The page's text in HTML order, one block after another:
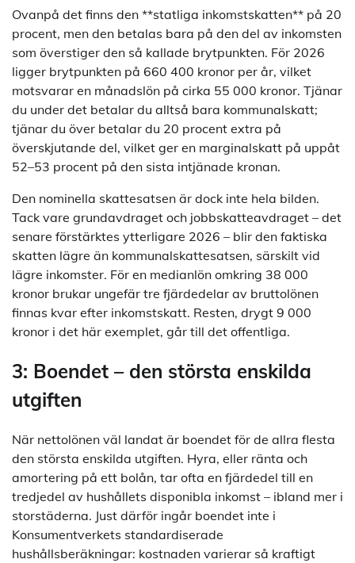
Ovanpå det finns den **statliga inkomstskatten** på 20
procent, men den betalas bara på den del av inkomsten
som överstiger den så kallade brytpunkten. För 2026
ligger brytpunkten på 660 400 kronor per år, vilket
motsvarar en månadslön på cirka 55 000 kronor. Tjänar
du under det betalar du alltså bara kommunalskatt;
tjänar du över betalar du 20 procent extra på
överskjutande del, vilket ger en marginalskatt på uppåt
52–53 procent på den sista intjänade kronan.
Den nominella skattesatsen är dock inte hela bilden.
Tack vare grundavdraget och jobbskatteavdraget – det
senare förstärktes ytterligare 2026 – blir den faktiska
skatten lägre än kommunalskattesatsen, särskilt vid
lägre inkomster. För en medianlön omkring 38 000
kronor brukar ungefär tre fjärdedelar av bruttolönen
finnas kvar efter inkomstskatt. Resten, drygt 9 000
kronor i det här exemplet, går till det offentliga.
3: Boendet – den största enskilda
utgiften
När nettolönen väl landat är boendet för de allra flesta
den största enskilda utgiften. Hyra, eller ränta och
amortering på ett bolån, tar ofta en fjärdedel till en
tredjedel av hushållets disponibla inkomst – ibland mer i
storstäderna. Just därför ingår boendet inte i
Konsumentverkets standardiserade
hushållsberäkningar: kostnaden varierar så kraftigt